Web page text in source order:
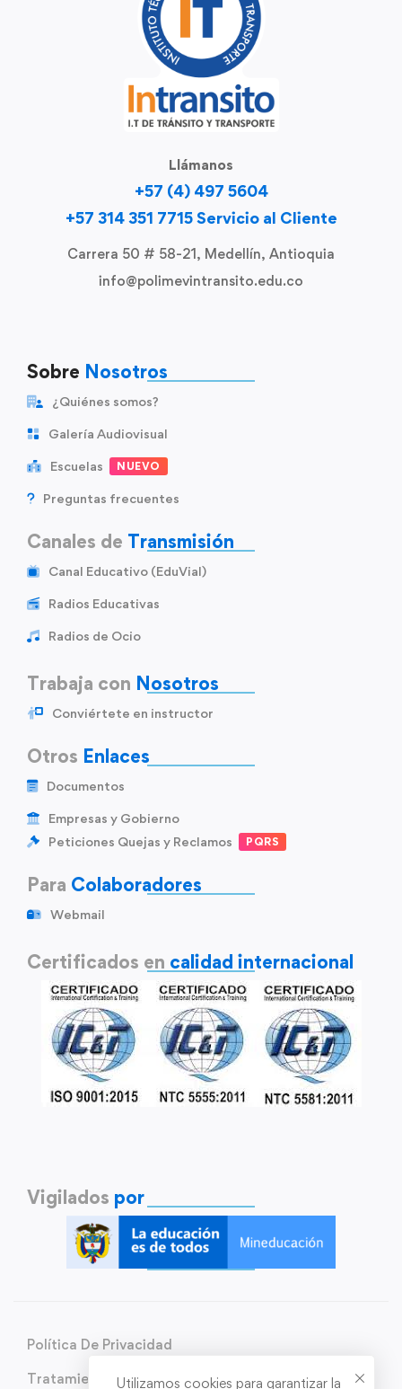
Llámanos
+57 (4) 497 5604
+57 314 351 7715 Servicio al Cliente
Carrera 50 # 58-21, Medellín, Antioquia
info@polimevintransito.edu.co
Sobre Nosotros
¿Quiénes somos?
Galería Audiovisual
Escuelas NUEVO
Preguntas frecuentes
Canales de Transmisión
Canal Educativo (EduVial)
Radios Educativas
Radios de Ocio
Trabaja con Nosotros
Conviértete en instructor
Otros Enlaces
Documentos
Empresas y Gobierno
Peticiones Quejas y Reclamos
PQRS
Para Colaboradores
Webmail
Certificados en calidad internacional
Vigilados por
Política De Privacidad
Tratamiento de Datos Personales
Utilizamos cookies para garantizar la